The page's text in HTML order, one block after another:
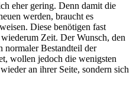
eher gering. Denn damit die
werden, braucht es
Diese benötigen fast
Zeit. Der Wunsch, den
normaler Bestandteil der
wollen jedoch die wenigsten
an ihrer Seite, sondern sich